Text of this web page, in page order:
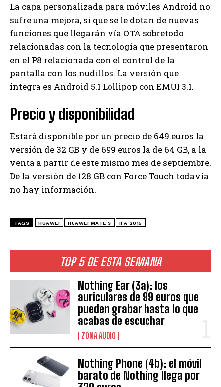
TOP 5 DE ESTA SEMANA
Nothing Ear (3a): los
auriculares de 99 euros que
pueden grabar hasta lo que
acabas de escuchar
ZONA AUDIO
Nothing Phone (4b): el móvil
barato de Nothing llega por
La capa personalizada para móviles Android no
sufre una mejora, si que se le dotan de nuevas
funciones que llegarán vía OTA sobretodo
relacionadas con la tecnología que presentaron
en el P8 relacionada con el control de la
pantalla con los nudillos. La versión que
integra es Android 5.1 Lollipop con EMUI 3.1.
Precio y disponibilidad
Estará disponible por un precio de 649 euros la
versión de 32 GB y de 699 euros la de 64 GB, a la
venta a partir de este mismo mes de septiembre.
De la versión de 128 GB con Force Touch todavía
no hay información.
TAGS HUAWEI HUAWEI MATE S IFA 2015